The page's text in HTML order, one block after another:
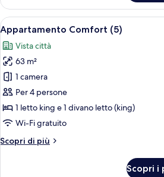
Comfort
(4)
Apri
tutte
le
foto
per
Appartamento
Comfort
(5)
7
Appartamento Comfort (5)
Vista città
63 m²
1 camera
Per 4 persone
1 letto king e 1 divano letto (king)
Wi-Fi gratuito
Scopri di più
Altri
Scopri i